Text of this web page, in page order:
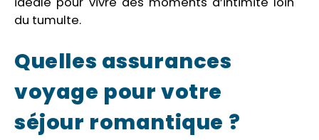
du tumulte.
Quelles assurances
voyage pour votre
séjour romantique ?